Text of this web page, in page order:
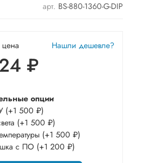
арт. BS-880-1360-G-DIP
Нашли дешевле?
₽
опции
(+1 500 ₽)
(+1 500 ₽)
(+1 500 ₽)
с ПО (+1 200 ₽)